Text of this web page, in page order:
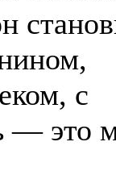
с
— это